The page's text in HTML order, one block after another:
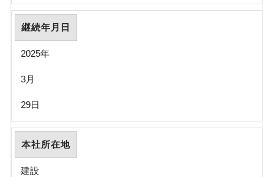
継続年月日
2025年
3月
29日
本社所在地
建設